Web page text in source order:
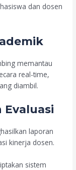
dan dosen
memantau
real-time,
diambil.
Evaluasi
laporan
kinerja dosen.
sistem